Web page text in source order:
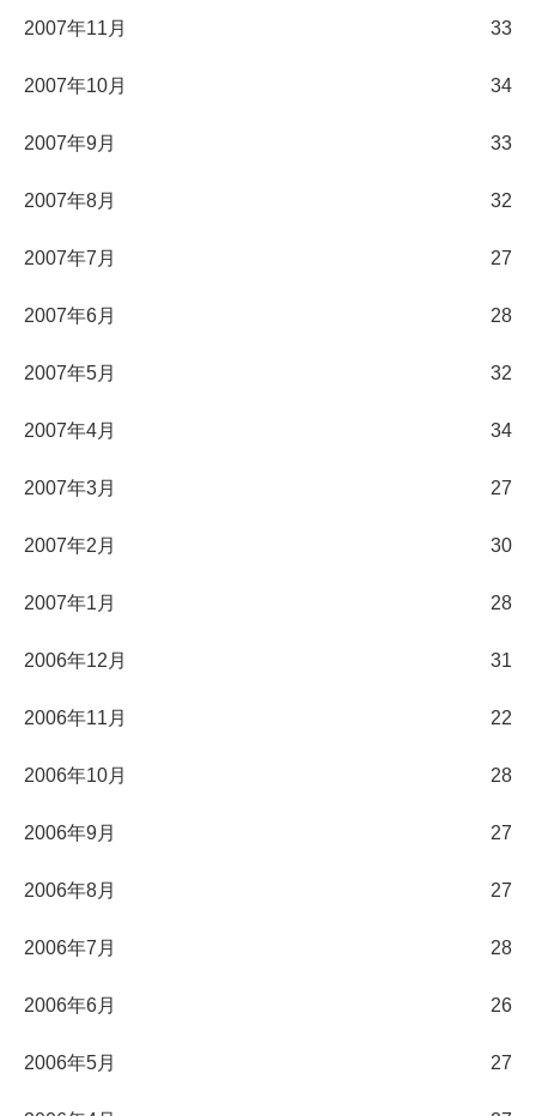
2007年11月 33
2007年10月 34
2007年9月 33
2007年8月 32
2007年7月 27
2007年6月 28
2007年5月 32
2007年4月 34
2007年3月 27
2007年2月 30
2007年1月 28
2006年12月 31
2006年11月 22
2006年10月 28
2006年9月 27
2006年8月 27
2006年7月 28
2006年6月 26
2006年5月 27